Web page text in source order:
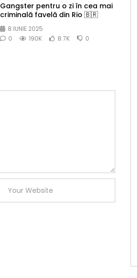
Gangster pentru o zi în cea mai
criminală favelă din Rio 🇧🇷
8 IUNIE 2025
0
190K 8.7K 0